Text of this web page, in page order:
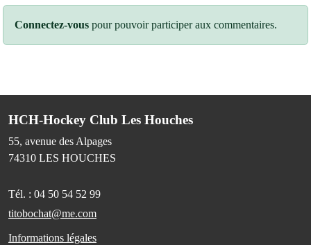
Connectez-vous pour pouvoir participer aux commentaires.
HCH-Hockey Club Les Houches
55, avenue des Alpages
74310 LES HOUCHES
Tél. : 04 50 54 52 99
titobochat@me.com
Informations légales